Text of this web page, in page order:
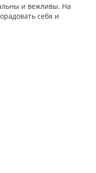
и вежливы. На
себя и